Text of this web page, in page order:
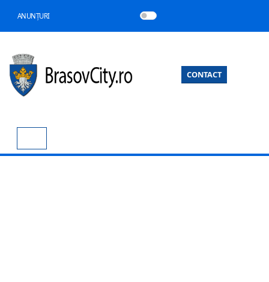
ANUNȚURI
CONTACT